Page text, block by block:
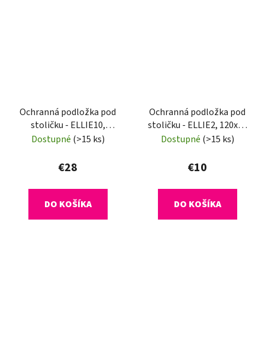
Ochranná podložka pod
stoličku - ELLIE10,
120x90 cm, 1,8 mm
Dostupné (>15 ks)
€28
DO KOŠÍKA
Ochranná podložka pod
stoličku - ELLIE2, 120x90
cm, 0,5 mm
Dostupné (>15 ks)
€10
DO KOŠÍKA